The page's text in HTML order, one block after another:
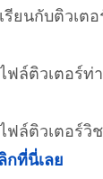
รียนกับติวเต
ฟล์ติวเตอร์ท่
ฟล์ติวเตอร์วิ
กที่นี่เลย